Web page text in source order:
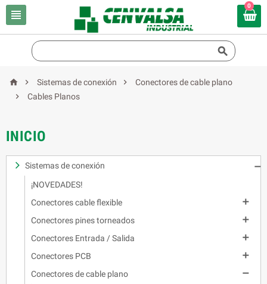

0

  Sistemas de conexión 
Conectores de cable plano

Cables Planos
INICIO
Sistemas de conexión

¡NOVEDADES!
Conectores cable flexible

Conectores pines torneados

Conectores Entrada / Salida

Conectores PCB

Conectores de cable plano
